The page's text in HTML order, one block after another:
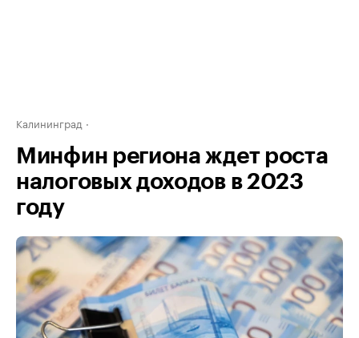
Калининград
Минфин региона ждет роста
налоговых доходов в 2023
году